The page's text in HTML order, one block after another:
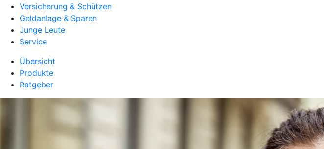
Versicherung & Schützen
Geldanlage & Sparen
Junge Leute
Service
Übersicht
Produkte
Ratgeber